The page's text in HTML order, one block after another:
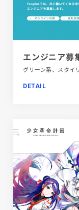
エンジニア募
DETAIL